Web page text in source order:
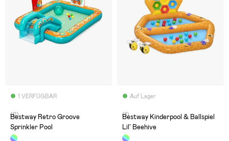
1 VERFÜGBAR
(0)
Bestway Retro Groove
Sprinkler Pool
Auf Lager
(1)
Bestway Kinderpool & Ballspiel
Lil' Beehive